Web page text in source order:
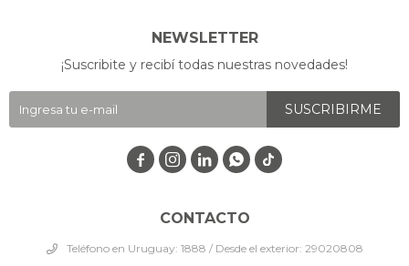
CONTACTO
Teléfono en Uruguay: 1888 / Desde el exterior: 29020808
NEWSLETTER
¡Suscribite y recibí todas nuestras novedades!
SUSCRIBIRME
   